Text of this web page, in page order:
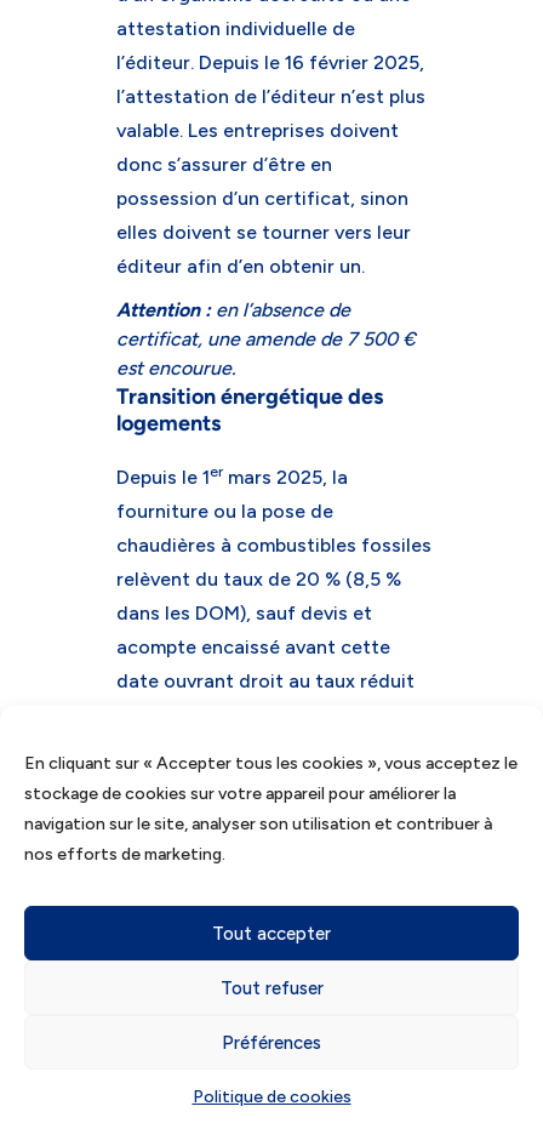
En cliquant sur « Accepter tous les cookies », vous acceptez le
stockage de cookies sur votre appareil pour améliorer la
navigation sur le site, analyser son utilisation et contribuer à
nos efforts de marketing.
Tout accepter
Tout refuser
Préférences
Politique de cookies
attestation individuelle de
l’éditeur. Depuis le 16 février 2025,
l’attestation de l’éditeur n’est plus
valable. Les entreprises doivent
donc s’assurer d’être en
possession d’un certificat, sinon
elles doivent se tourner vers leur
éditeur afin d’en obtenir un.
Attention :en l’absence de
certificat, une amende de 7 500 €
est encourue.
Transition énergétique des
logements
Depuis le 1ermars 2025, la
fourniture ou la pose de
chaudières à combustibles fossiles
relèvent du taux de 20 % (8,5 %
dans les DOM), sauf devis et
acompte encaissé avant cette
date ouvrant droit au taux réduit
de 5,5 % s’appliquera sur la
livraison et l’installation de
panneaux photovoltaïques
Chamboulement des régimes
de TVA des petites entreprises
À compter du 1ermars 2025, les
permettant de bénéficier de la